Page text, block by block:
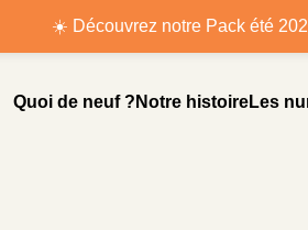
☀️ Découvrez notre Pack été
Quoi de neuf ? Notre histoireLes